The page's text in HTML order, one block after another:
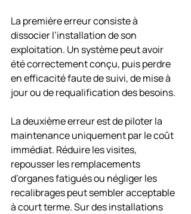
La première erreur consiste à
dissocier l’installation de son
exploitation. Un système peut avoir
été correctement conçu, puis perdre
en efficacité faute de suivi, de mise à
jour ou de requalification des besoins.
La deuxième erreur est de piloter la
maintenance uniquement par le coût
immédiat. Réduire les visites,
repousser les remplacements
d’organes fatigués ou négliger les
recalibrages peut sembler acceptable
à court terme. Sur des installations